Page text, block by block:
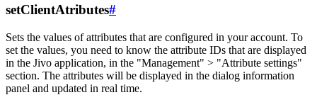
setClientAtributes#
Sets the values ​​of attributes that are configured in your account. To
set the values, you need to know the attribute IDs that are displayed
in the Jivo application, in the "Management" > "Attribute settings"
section. The attributes will be displayed in the dialog information
panel and updated in real time.